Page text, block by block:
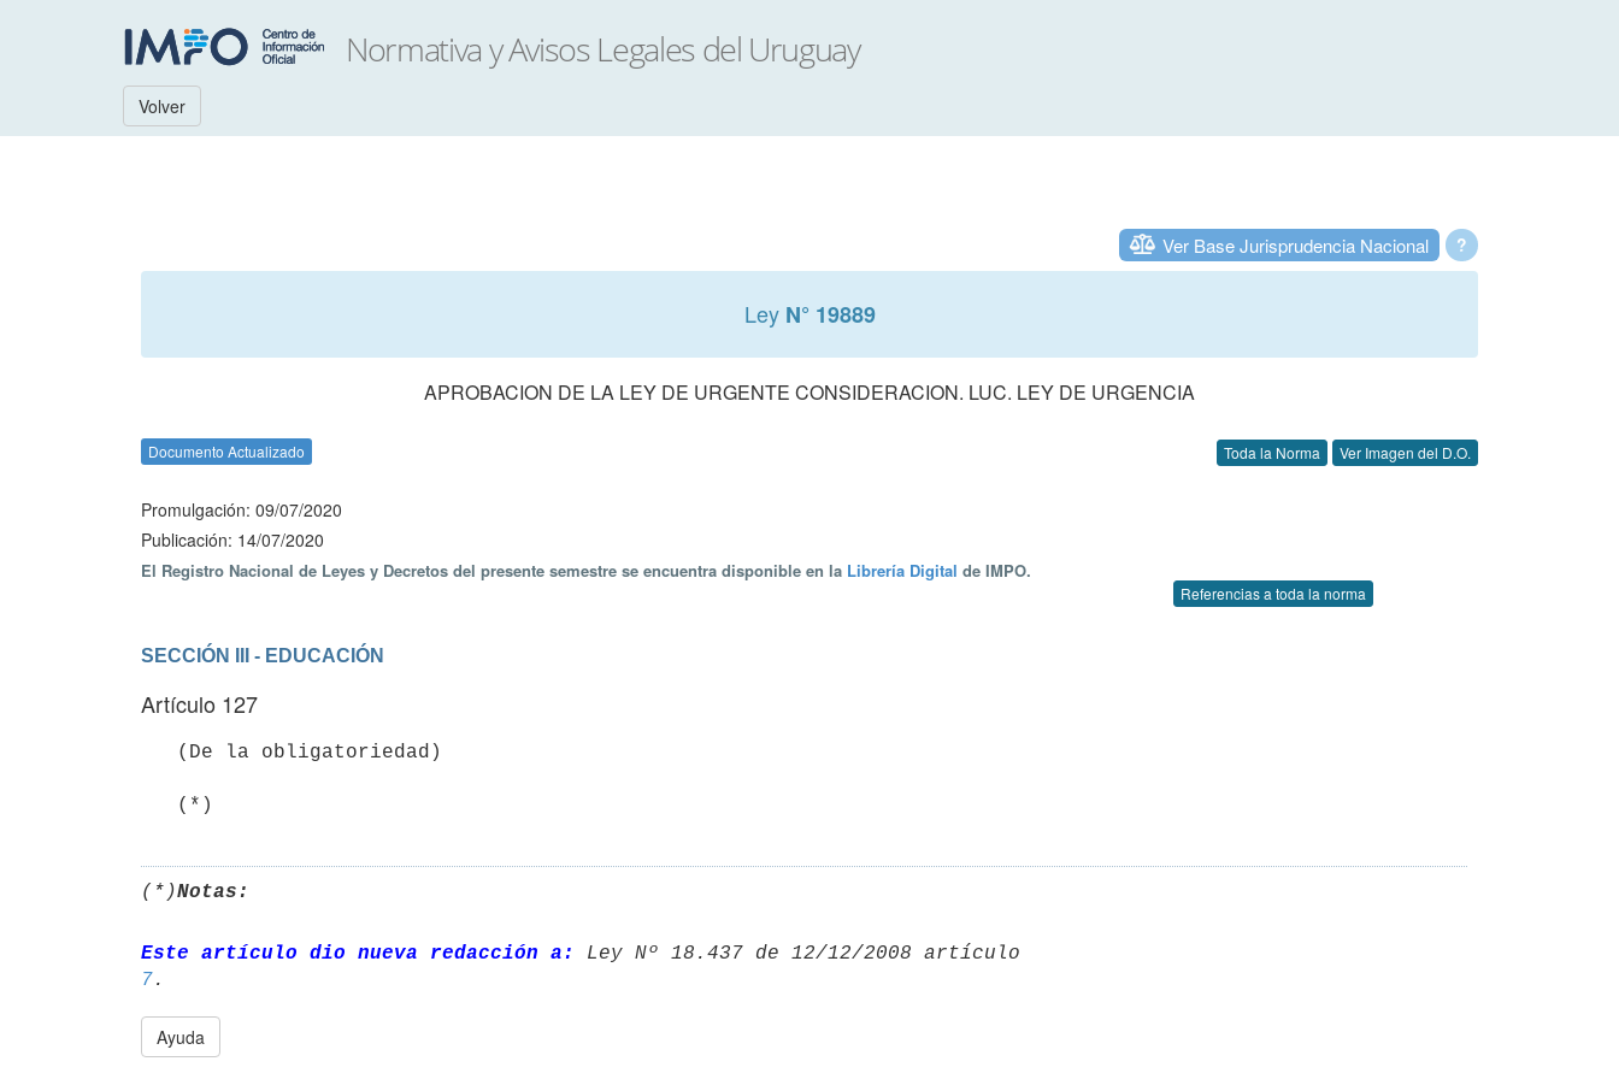
Volver
?
Ver Base Jurisprudencia Nacional
Ley N° 19889
APROBACION DE LA LEY DE URGENTE CONSIDERACION. LUC. LEY DE URGENCIA
Documento Actualizado Toda la Norma Ver Imagen del D.O.
Promulgación: 09/07/2020
Publicación: 14/07/2020
El Registro Nacional de Leyes y Decretos del presente semestre se encuentra disponible en la Librería Digital de IMPO.
Referencias a toda la norma
SECCIÓN III - EDUCACIÓN
Artículo 127
   (*)
(*)Notas:
Este artículo dio nueva redacción a:
7
Ayuda